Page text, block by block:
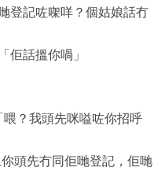
登記咗㗎咩？個姑娘話冇
佢話搵你喎」
？我頭先咪嗌咗你招呼
頭先冇同佢哋登記，佢哋